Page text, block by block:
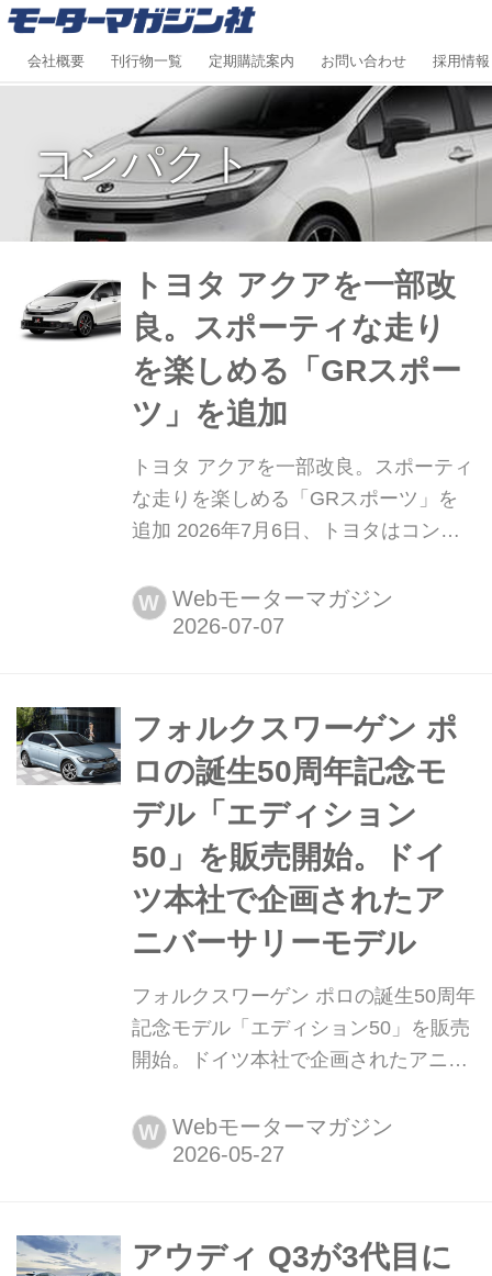
会社概要 刊行物一覧 定期購読案内 お問い合わせ 採用情報
コンパクト
トヨタ アクアを一部改
良。スポーティな走り
を楽しめる「GRスポー
ツ」を追加
トヨタ アクアを一部改良。スポーティ
な走りを楽しめる「GRスポーツ」を
追加 2026年7月6日、トヨタはコンパ
たなグレード「GRスポーツ
(SPORT)」を追加して発売した。
W Webモーターマガジン
フォルクスワーゲン ポ
ロの誕生50周年記念モ
デル「エディション
50」を販売開始。ドイ
ツ本社で企画されたア
ニバーサリーモデル
フォルクスワーゲン ポロの誕生50周年
記念モデル「エディション50」を販売
開始。ドイツ本社で企画されたアニバ
ルクスワーゲン グループ ジャパン
は、コンパクト ハッチバック「ポロ」
50)」の販売を開始した。
W Webモーターマガジン
アウディ Q3が3代目に